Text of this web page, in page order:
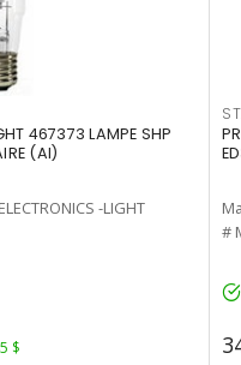
467373 LAMPE SHP
(AI)
-LIGHT
$
#